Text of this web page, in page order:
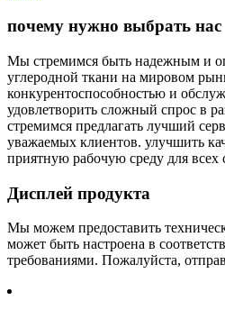
почему нужно выбрать нас
Мы стремимся быть надежным и
углеродной ткани на мировом
конкурентоспособностью и
удовлетворить сложный спрос в
стремимся предлагать лучший
уважаемых клиентов. улучшить
приятную рабочую среду для всех
Дисплей продукта
Мы можем предоставить
может быть настроена в
требованиями. Пожалуйста,